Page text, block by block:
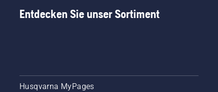
und
Entdecken Sie unser Sortiment
Husqvarna MyPages